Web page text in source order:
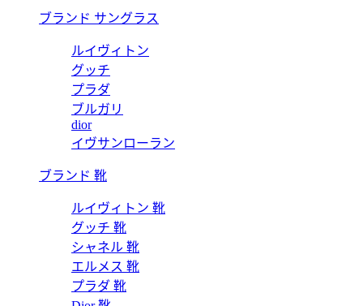
ブランド サングラス
ルイヴィトン
グッチ
プラダ
ブルガリ
dior
イヴサンローラン
ブランド 靴
ルイヴィトン 靴
グッチ 靴
シャネル 靴
エルメス 靴
プラダ 靴